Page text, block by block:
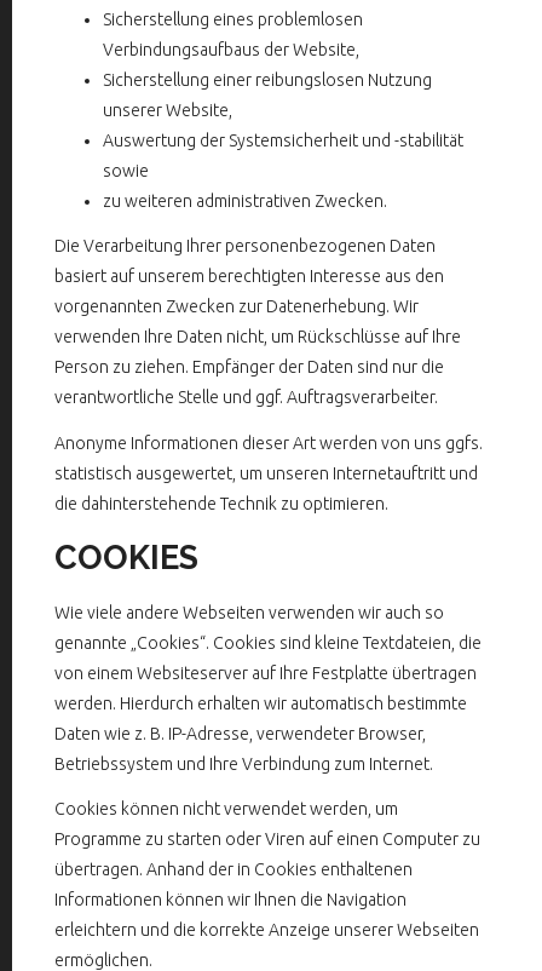
Sicherstellung eines problemlosen
Verbindungsaufbaus der Website,
Sicherstellung einer reibungslosen Nutzung
unserer Website,
Auswertung der Systemsicherheit und -stabilität
sowie
zu weiteren administrativen Zwecken.
Die Verarbeitung Ihrer personenbezogenen Daten
basiert auf unserem berechtigten Interesse aus den
vorgenannten Zwecken zur Datenerhebung. Wir
verwenden Ihre Daten nicht, um Rückschlüsse auf Ihre
Person zu ziehen. Empfänger der Daten sind nur die
verantwortliche Stelle und ggf. Auftragsverarbeiter.
Anonyme Informationen dieser Art werden von uns ggfs.
statistisch ausgewertet, um unseren Internetauftritt und
die dahinterstehende Technik zu optimieren.
COOKIES
Wie viele andere Webseiten verwenden wir auch so
genannte „Cookies“. Cookies sind kleine Textdateien, die
von einem Websiteserver auf Ihre Festplatte übertragen
werden. Hierdurch erhalten wir automatisch bestimmte
Daten wie z. B. IP-Adresse, verwendeter Browser,
Betriebssystem und Ihre Verbindung zum Internet.
Cookies können nicht verwendet werden, um
Programme zu starten oder Viren auf einen Computer zu
übertragen. Anhand der in Cookies enthaltenen
Informationen können wir Ihnen die Navigation
erleichtern und die korrekte Anzeige unserer Webseiten
ermöglichen.